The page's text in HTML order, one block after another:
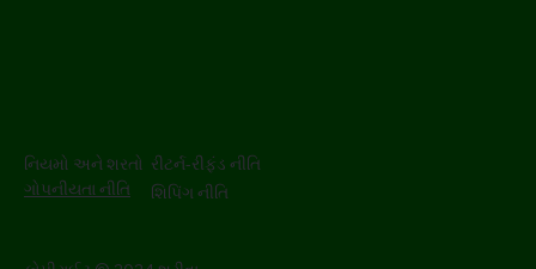
નિયમો અને શરતો
ગોપનીયતા નીતિ
રીટર્ન-રીફંડ નીતિ
શિપિંગ નીતિ